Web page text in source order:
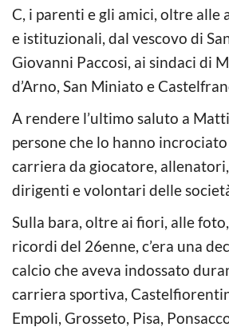
C, i parenti e gli amici, oltre
e istituzionali, dal vescovo di
Giovanni Paccosi, ai sindaci di
d’Arno, San Miniato e
A rendere l’ultimo saluto a
persone che lo hanno
carriera da giocatore,
dirigenti e volontari delle
Sulla bara, oltre ai fiori, alle
ricordi del 26enne, c’era una
calcio che aveva indossato
carriera sportiva,
Empoli, Grosseto, Pisa,